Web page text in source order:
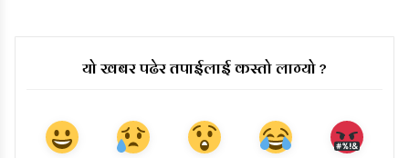
यो खबर पढेर तपाईलाई कस्तो लाग्यो ?